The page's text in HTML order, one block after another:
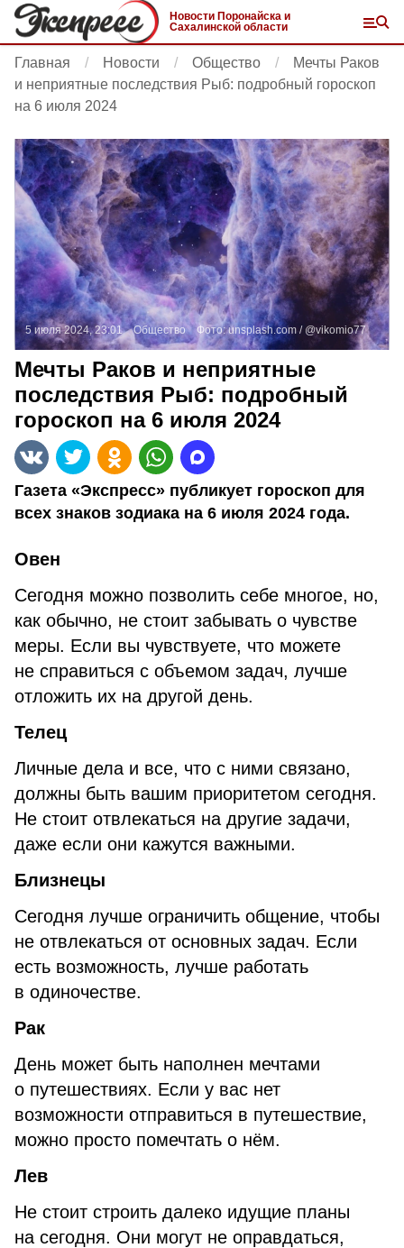
Новости Поронайска и
Сахалинской области
Главная Новости Общество
Мечты Раков
и неприятные последствия Рыб: подробный гороскоп
на 6 июля 2024
5 июля 2024, 23:01 Общество Фото:unsplash.com / @vikomio77
Мечты Раков и неприятные
последствия Рыб: подробный
гороскоп на 6 июля 2024
Газета «Экспресс» публикует гороскоп для
всех знаков зодиака на 6 июля 2024 года.
Овен
Сегодня можно позволить себе многое, но,
как обычно, не стоит забывать о чувстве
меры. Если вы чувствуете, что можете
не справиться с объемом задач, лучше
отложить их на другой день.
Телец
Личные дела и все, что с ними связано,
должны быть вашим приоритетом сегодня.
Не стоит отвлекаться на другие задачи,
даже если они кажутся важными.
Близнецы
Сегодня лучше ограничить общение, чтобы
не отвлекаться от основных задач. Если
есть возможность, лучше работать
в одиночестве.
Рак
День может быть наполнен мечтами
о путешествиях. Если у вас нет
возможности отправиться в путешествие,
можно просто помечтать о нём.
Лев
Не стоит строить далеко идущие планы
на сегодня. Они могут не оправдаться,